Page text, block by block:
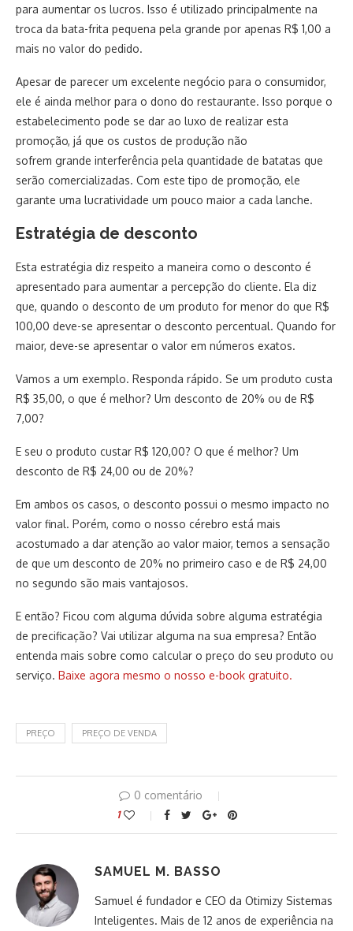
para aumentar os lucros. Isso é utilizado principalmente na
troca da bata-frita pequena pela grande por apenas R$ 1,00 a
mais no valor do pedido.
Apesar de parecer um excelente negócio para o consumidor,
ele é ainda melhor para o dono do restaurante. Isso porque o
estabelecimento pode se dar ao luxo de realizar esta
promoção, já que os custos de produção não
sofrem grande interferência pela quantidade de batatas que
serão comercializadas. Com este tipo de promoção, ele
garante uma lucratividade um pouco maior a cada lanche.
Estratégia de desconto
Esta estratégia diz respeito a maneira como o desconto é
apresentado para aumentar a percepção do cliente. Ela diz
que, quando o desconto de um produto for menor do que R$
100,00 deve-se apresentar o desconto percentual. Quando for
maior, deve-se apresentar o valor em números exatos.
Vamos a um exemplo. Responda rápido. Se um produto custa
R$ 35,00, o que é melhor? Um desconto de 20% ou de R$
7,00?
E seu o produto custar R$ 120,00? O que é melhor? Um
desconto de R$ 24,00 ou de 20%?
Em ambos os casos, o desconto possui o mesmo impacto no
valor final. Porém, como o nosso cérebro está mais
acostumado a dar atenção ao valor maior, temos a sensação
de que um desconto de 20% no primeiro caso e de R$ 24,00
no segundo são mais vantajosos.
E então? Ficou com alguma dúvida sobre alguma estratégia
de precificação? Vai utilizar alguma na sua empresa? Então
entenda mais sobre como calcular o preço do seu produto ou
serviço. Baixe agora mesmo o nosso e-book gratuito.
PREÇO PREÇO DE VENDA
0 comentário
1
SAMUEL M. BASSO
Samuel é fundador e CEO da Otimizy Sistemas
Inteligentes. Mais de 12 anos de experiência na